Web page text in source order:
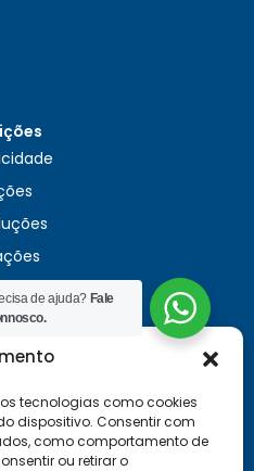
tecnologias como cookies
dispositivo. Consentir com
como comportamento de
ou retirar o
de ajuda? Fale